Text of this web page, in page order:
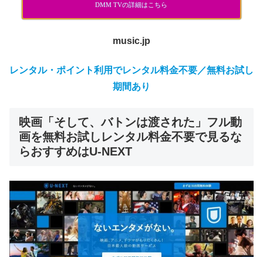
DMM TVの詳細はこちら
music.jp
レンタル・ポイント利用でレンタル料金不要／無料お試し
期間あり
映画「そして、バトンは渡された」フル動
画を無料お試しレンタル料金不要で見るな
らおすすめはU-NEXT